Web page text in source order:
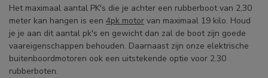
Het maximaal aantal PK's die je achter een rubberboot van 2,30
meter kan hangen is een 4pk motor van maximaal 19 kilo. Houd
je je aan dit aantal pk's en gewicht dan zal de boot zijn goede
vaareigenschappen behouden. Daarnaast zijn onze elektrische
buitenboordmotoren ook een uitstekende optie voor 2.30
rubberboten.